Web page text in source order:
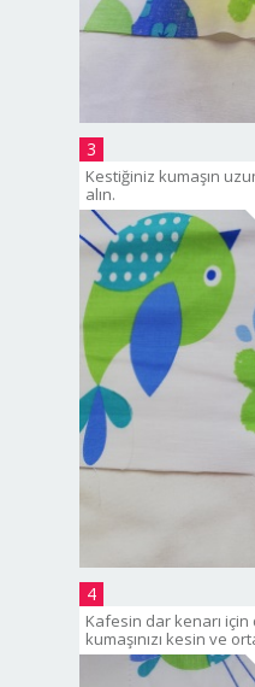
3
Kestiğiniz kumaşın
alın.
4
Kafesin dar kenarı
kumaşınızı kesin ve